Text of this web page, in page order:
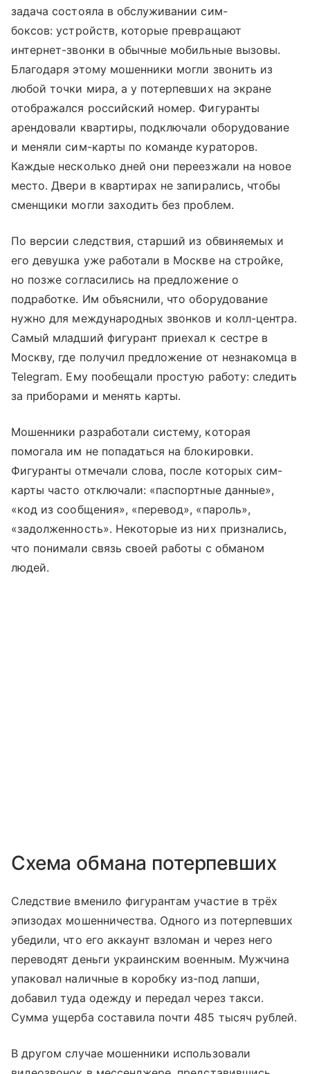
задача состояла в обслуживании сим-
боксов: устройств, которые превращают
интернет-звонки в обычные мобильные вызовы.
Благодаря этому мошенники могли звонить из
любой точки мира, а у потерпевших на экране
отображался российский номер. Фигуранты
арендовали квартиры, подключали оборудование
и меняли сим-карты по команде кураторов.
Каждые несколько дней они переезжали на новое
место. Двери в квартирах не запирались, чтобы
сменщики могли заходить без проблем.
По версии следствия, старший из обвиняемых и
его девушка уже работали в Москве на стройке,
но позже согласились на предложение о
подработке. Им объяснили, что оборудование
нужно для международных звонков и колл-центра.
Самый младший фигурант приехал к сестре в
Москву, где получил предложение от незнакомца в
Telegram. Ему пообещали простую работу: следить
за приборами и менять карты.
Мошенники разработали систему, которая
помогала им не попадаться на блокировки.
Фигуранты отмечали слова, после которых сим-
карты часто отключали: «паспортные данные»,
«код из сообщения», «перевод», «пароль»,
«задолженность». Некоторые из них признались,
что понимали связь своей работы с обманом
людей.
Схема обмана потерпевших
Следствие вменило фигурантам участие в трёх
эпизодах мошенничества. Одного из потерпевших
убедили, что его аккаунт взломан и через него
переводят деньги украинским военным. Мужчина
упаковал наличные в коробку из-под лапши,
добавил туда одежду и передал через такси.
Сумма ущерба составила почти 485 тысяч рублей.
В другом случае мошенники использовали